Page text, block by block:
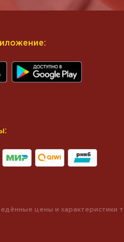
цены и характеристики